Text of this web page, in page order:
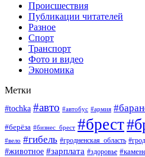
Происшествия
Публикации читателей
Разное
Спорт
Транспорт
Фото и видео
Экономика
Метки
#tochka #авто #автобус #армия
#берёза #бизнес_брест #брест
#вело #гибель #гродненская_область
#животное #зарплата #здоровье